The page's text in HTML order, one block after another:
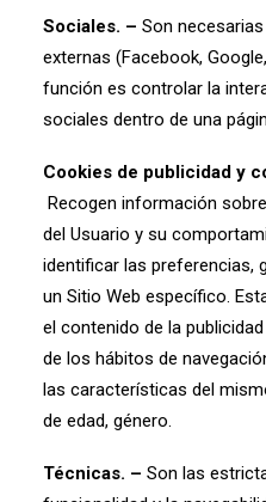
Sociales. – Son
externas (Facebook,
función es controlar la
sociales dentro de una
Cookies de publicidad y
Recogen información
del Usuario y su
identificar las preferencias,
un Sitio Web específico.
el contenido de la
de los hábitos de
las características del
de edad, género.
Técnicas. – Son las